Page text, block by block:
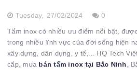
Tuesday, 27/02/2024 0
Tấm inox có nhiều ưu điểm nổi bật,
trong nhiều lĩnh vực của đời sống hiện
xây dựng, dân dụng, y tế,... HQ Tech
cấp, mua bán tấm inox tại Bắc Ninh ,